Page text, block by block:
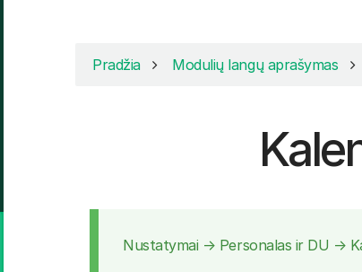
Pradžia Modulių langų aprašymas
Nustatymai → Personalas ir DU →